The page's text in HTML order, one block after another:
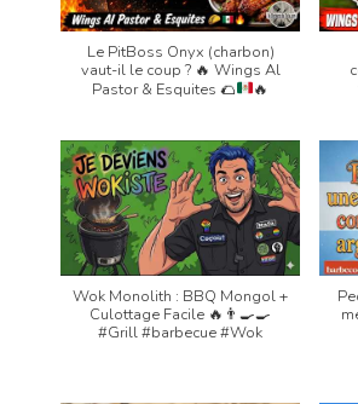
Le PitBoss Onyx (charbon)
vaut-il le coup ? 🔥 Wings Al
Pastor & Esquites 🌮 🔥
Wok Monolith : BBQ Mongol +
Culottage Facile 🔥👨‍🍳🍳
#Grill #barbecue #Wok